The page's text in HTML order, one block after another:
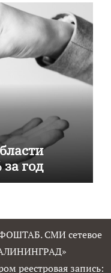
год
СМИ сетевое
реестровая запись: